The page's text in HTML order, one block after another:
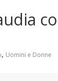
, Uomini e Donne